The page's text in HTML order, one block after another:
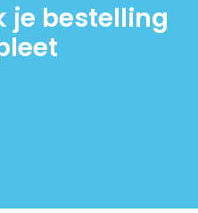
je bestelling